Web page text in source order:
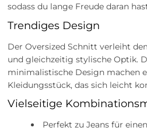
sodass du lange Freude daran
Trendiges Design
Der Oversized Schnitt verleiht
und gleichzeitig stylische Optik.
minimalistische Design machen
Kleidungsstück, das sich leicht
Vielseitige
Perfekt zu Jeans für